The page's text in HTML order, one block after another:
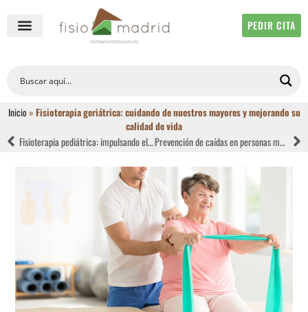
PEDIR CITA
Inicio» Fisioterapia geriátrica: cuidando de nuestros mayores y mejorando su
calidad de vida
Fisioterapia pediátrica: impulsando el desarrollo motor en niños y niñas con y sin patología Prevención de caídas en personas mayores: riesgos, consecuencias y el papel clave de la fisioterapia